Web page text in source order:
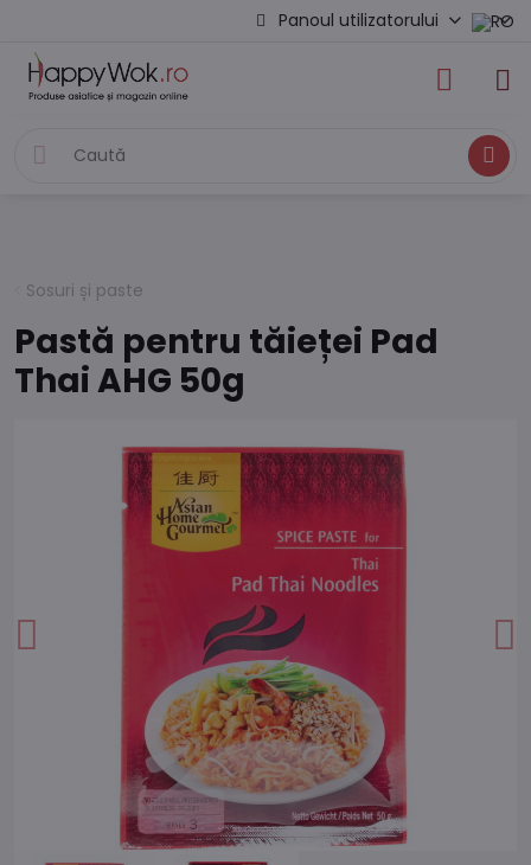
Panoul utilizatorului
Caută
Sosuri și paste
Pastă pentru tăieței Pad
Thai AHG 50g